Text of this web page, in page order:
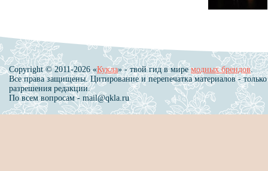
Copyright © 2011-2026 «Кукла» - твой гид в миремодных брендов.
Все права защищены. Цитирование и перепечатка материалов - только
разрешения редакции.
По всем вопросам - mail@qkla.ru